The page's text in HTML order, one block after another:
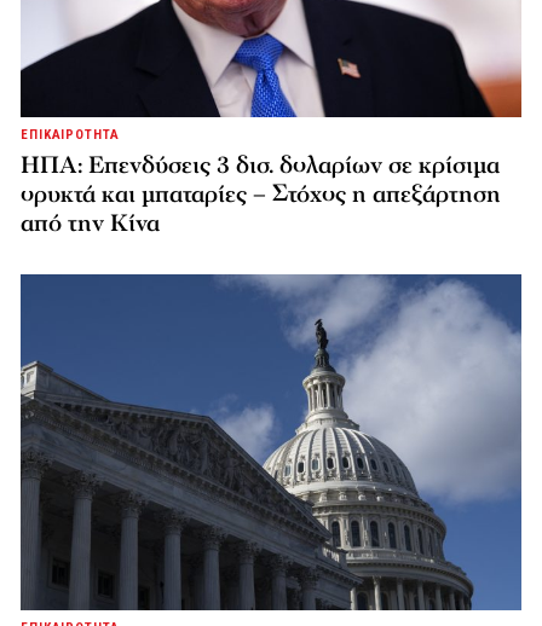
ΕΠΙΚΑΙΡΟΤΗΤΑ
ΗΠΑ: Επενδύσεις 3 δισ. δολαρίων σε κρίσιμα
ορυκτά και μπαταρίες – Στόχος η απεξάρτηση
από την Κίνα